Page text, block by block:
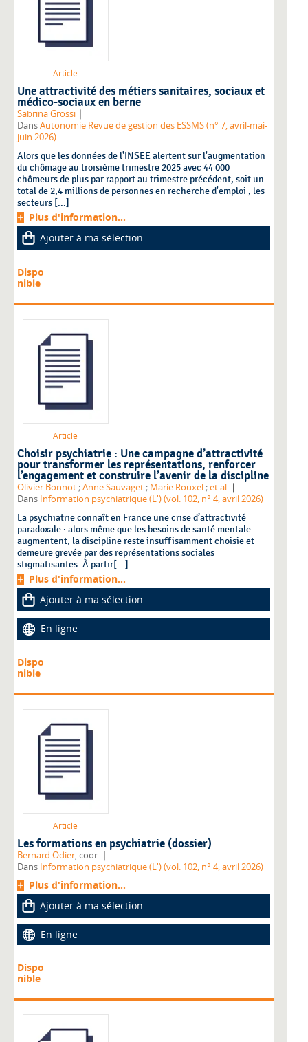
Article
Une attractivité des métiers sanitaires, sociaux et
médico-sociaux en berne
Sabrina Grossi |
DansAutonomie Revue de gestion des ESSMS (n° 7, avril-mai-
juin 2026)
Alors que les données de l'INSEE alertent sur l'augmentation
du chômage au troisième trimestre 2025 avec 44 000
chômeurs de plus par rapport au trimestre précédent, soit un
total de 2,4 millions de personnes en recherche d'emploi ; les
secteurs [...]
Plus d'information...
Ajouter à ma sélection
Dispo
nible
Article
Choisir psychiatrie : Une campagne d’attractivité
pour transformer les représentations, renforcer
l’engagement et construire l’avenir de la discipline
Olivier Bonnot;Anne Sauvaget; Marie Rouxel;et al. |
Dans Information psychiatrique (L') (vol. 102, n° 4, avril 2026)
La psychiatrie connaît en France une crise d’attractivité
paradoxale : alors même que les besoins de santé mentale
augmentent, la discipline reste insuffisamment choisie et
demeure grevée par des représentations sociales
stigmatisantes. À partir[...]
Plus d'information...
Ajouter à ma sélection
En ligne
Dispo
nible
Article
Les formations en psychiatrie (dossier)
Bernard Odier, coor. |
Dans Information psychiatrique (L') (vol. 102, n° 4, avril 2026)
Plus d'information...
Ajouter à ma sélection
En ligne
Dispo
nible